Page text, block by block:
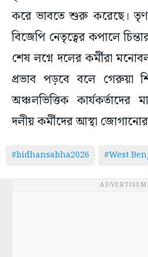
করে ভাবতে শুরু করেছে।
বিজেপি নেতৃত্বের কপালে
শেষ লগ্নে দলের কর্মীরা
প্রভাব পড়বে বলে গেরুয়া
অঞ্চলভিত্তিক কার্যকর্তাদের
দলীয় কর্মীদের আস্থা জোগানোর
#bidhansabha2026 #West